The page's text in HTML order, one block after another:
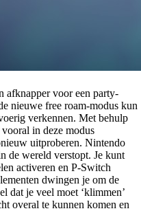
afknapper voor een party-
nieuwe free roam-modus kun
verkennen. Met behulp
in deze modus
uitproberen. Nintendo
de wereld verstopt. Je kunt
activeren en P-Switch
dwingen je om de
dat je veel moet ‘klimmen’
overal te kunnen komen en